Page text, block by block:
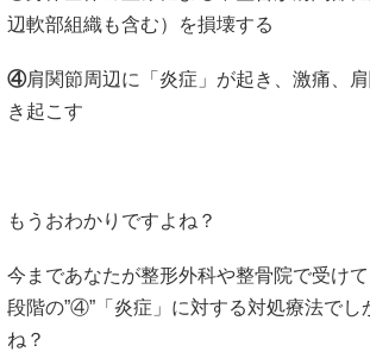
辺軟部組織も含む）を損壊する
④肩関節周辺に「炎症」が起き、激痛、肩
き起こす
もうおわかりですよね？
今まであなたが整形外科や整骨院で受け
段階の”④”「炎症」に対する対処療法でし
ね？